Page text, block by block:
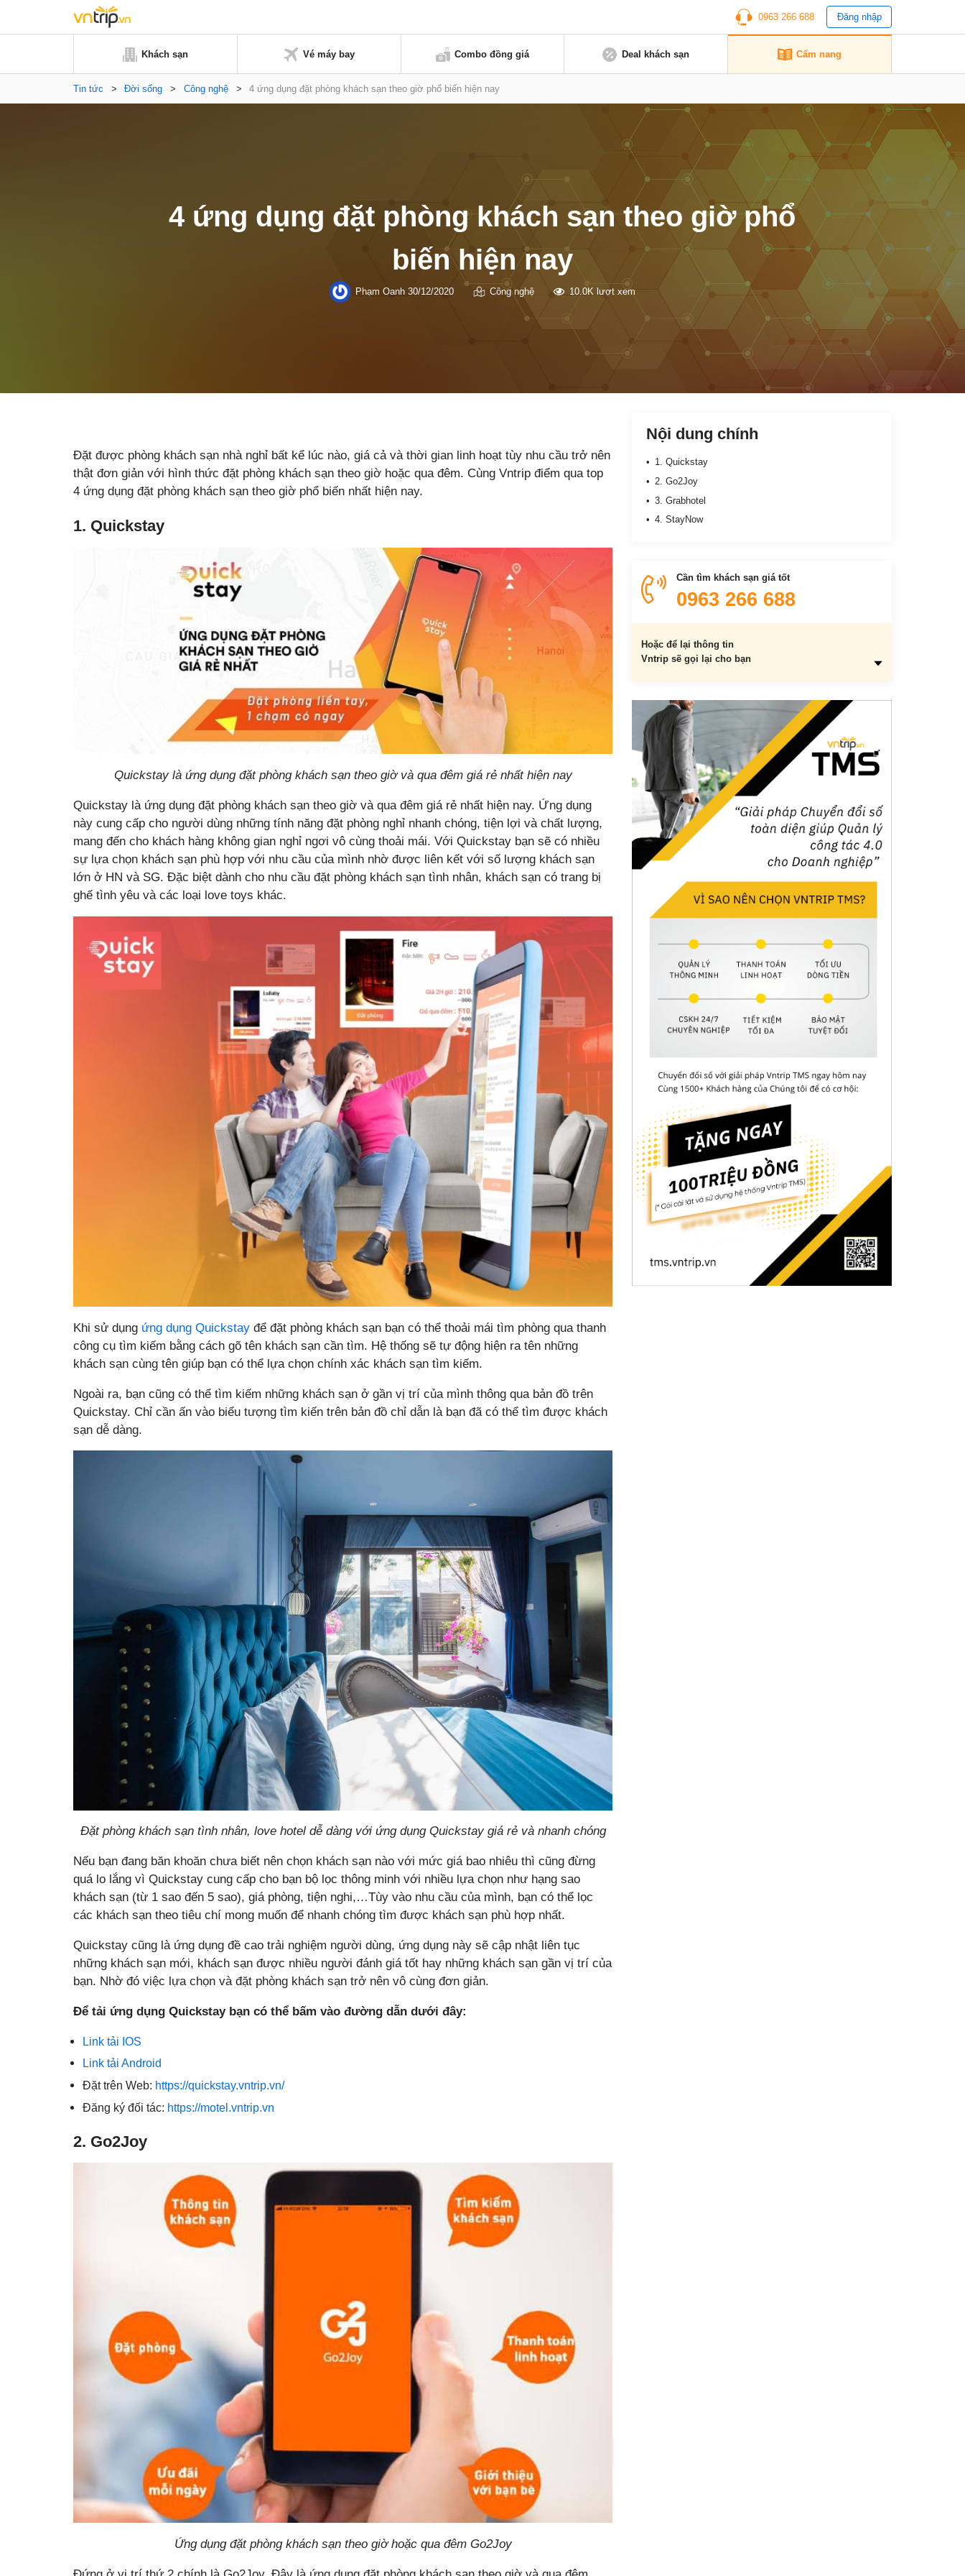
0963 266 688 Đăng nhập
Khách sạn Vé máy bay Combo đồng giá Deal khách sạn Cẩm nang
Tin tức > Đời sống > Công nghệ > 4 ứng dụng đặt phòng khách sạn theo giờ phổ biến hiện nay
4 ứng dụng đặt phòng khách sạn theo giờ phổ
biến hiện nay
Phạm Oanh 30/12/2020 Công nghệ 10.0K lượt xem
Đặt được phòng khách sạn nhà nghỉ bất kể lúc nào, giá cả và thời gian linh hoạt tùy nhu cầu trở nên
thật đơn giản với hình thức đặt phòng khách sạn theo giờ hoặc qua đêm. Cùng Vntrip điểm qua top
4 ứng dụng đặt phòng khách sạn theo giờ phổ biến nhất hiện nay.
1. Quickstay
Quickstay là ứng dụng đặt phòng khách sạn theo giờ và qua đêm giá rẻ nhất hiện nay
Quickstay là ứng dụng đặt phòng khách sạn theo giờ và qua đêm giá rẻ nhất hiện nay. Ứng dụng
này cung cấp cho người dùng những tính năng đặt phòng nghỉ nhanh chóng, tiện lợi và chất lượng,
mang đến cho khách hàng không gian nghỉ ngơi vô cùng thoải mái. Với Quickstay bạn sẽ có nhiều
sự lựa chọn khách sạn phù hợp với nhu cầu của mình nhờ được liên kết với số lượng khách sạn
lớn ở HN và SG. Đặc biệt dành cho nhu cầu đặt phòng khách sạn tình nhân, khách sạn có trang bị
ghế tình yêu và các loại love toys khác.
Khi sử dụng ứng dụng Quickstay để đặt phòng khách sạn bạn có thể thoải mái tìm phòng qua thanh
công cụ tìm kiếm bằng cách gõ tên khách sạn cần tìm. Hệ thống sẽ tự động hiện ra tên những
khách sạn cùng tên giúp bạn có thể lựa chọn chính xác khách sạn tìm kiếm.
Ngoài ra, bạn cũng có thể tìm kiếm những khách sạn ở gần vị trí của mình thông qua bản đồ trên
Quickstay. Chỉ cần ấn vào biểu tượng tìm kiến trên bản đồ chỉ dẫn là bạn đã có thể tìm được khách
sạn dễ dàng.
Đặt phòng khách sạn tình nhân, love hotel dễ dàng với ứng dụng Quickstay giá rẻ và nhanh chóng
Nếu bạn đang băn khoăn chưa biết nên chọn khách sạn nào với mức giá bao nhiêu thì cũng đừng
quá lo lắng vì Quickstay cung cấp cho bạn bộ lọc thông minh với nhiều lựa chọn như hạng sao
khách sạn (từ 1 sao đến 5 sao), giá phòng, tiện nghi,…Tùy vào nhu cầu của mình, bạn có thể lọc
các khách sạn theo tiêu chí mong muốn để nhanh chóng tìm được khách sạn phù hợp nhất.
Quickstay cũng là ứng dụng đề cao trải nghiệm người dùng, ứng dụng này sẽ cập nhật liên tục
những khách sạn mới, khách sạn được nhiều người đánh giá tốt hay những khách sạn gần vị trí của
bạn. Nhờ đó việc lựa chọn và đặt phòng khách sạn trở nên vô cùng đơn giản.
Để tải ứng dụng Quickstay bạn có thể bấm vào đường dẫn dưới đây:
Link tải IOS
Link tải Android
Đặt trên Web: https://quickstay.vntrip.vn/
Đăng ký đối tác: https://motel.vntrip.vn
2. Go2Joy
Ứng dụng đặt phòng khách sạn theo giờ hoặc qua đêm Go2Joy
Nội dung chính
1. Quickstay
2. Go2Joy
3. Grabhotel
4. StayNow
Cần tìm khách sạn giá tốt
0963 266 688
Hoặc để lại thông tin
Vntrip sẽ gọi lại cho bạn